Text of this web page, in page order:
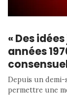
« Des
années
Depuis un demi-
permettre une